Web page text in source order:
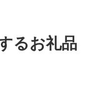
るお礼品